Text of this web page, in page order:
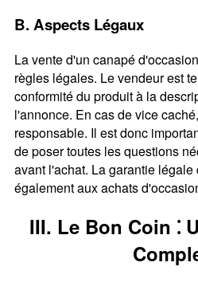
B. Aspects Légaux
La vente d'un canapé
règles légales. Le vendeur est
conformité du produit à la
l'annonce. En cas de vice
responsable. Il est donc
de poser toutes les questions
avant l'achat. La garantie
également aux achats
III. Le Bon Coin ⁚